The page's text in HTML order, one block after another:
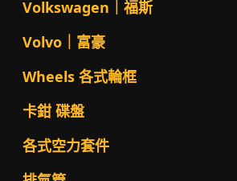
Volkswagen｜福斯
Volvo｜富豪
Wheels 各式輪框
卡鉗 碟盤
各式空力套件